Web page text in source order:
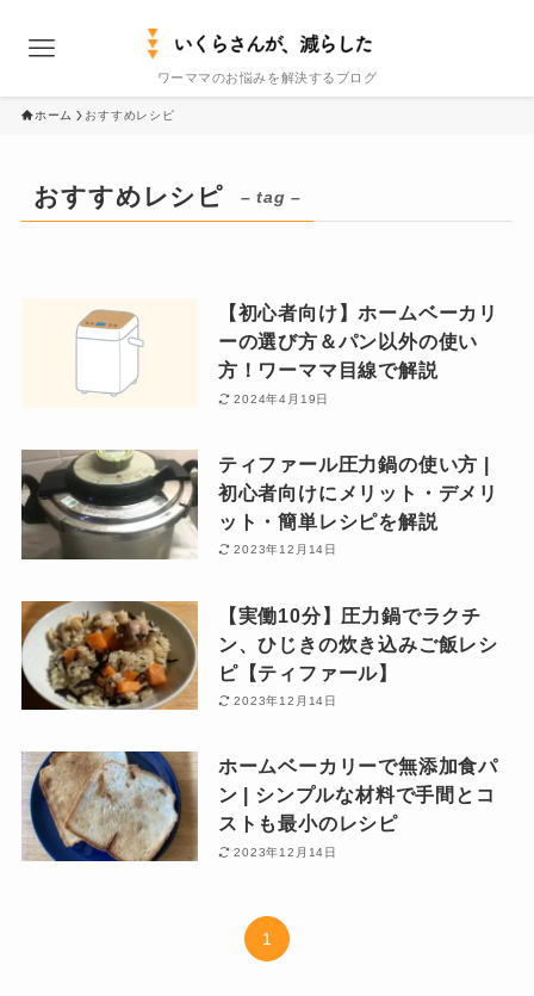
ワーママのお悩みを解決するブログ
ホーム おすすめレシピ
おすすめレシピ – tag –
【初心者向け】ホームベーカリ
ーの選び方＆パン以外の使い
方！ワーママ目線で解説
2024年4月19日
ティファール圧力鍋の使い方 |
初心者向けにメリット・デメリ
ット・簡単レシピを解説
2023年12月14日
【実働10分】圧力鍋でラクチ
ン、ひじきの炊き込みご飯レシ
ピ【ティファール】
2023年12月14日
ホームベーカリーで無添加食パ
ン | シンプルな材料で手間とコ
ストも最小のレシピ
2023年12月14日
1